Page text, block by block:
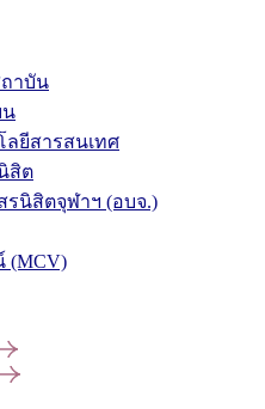
าบัน
น
ลยีสารสนเทศ
สิต
รนิสิตจุฬาฯ (อบจ.)
(MCV)